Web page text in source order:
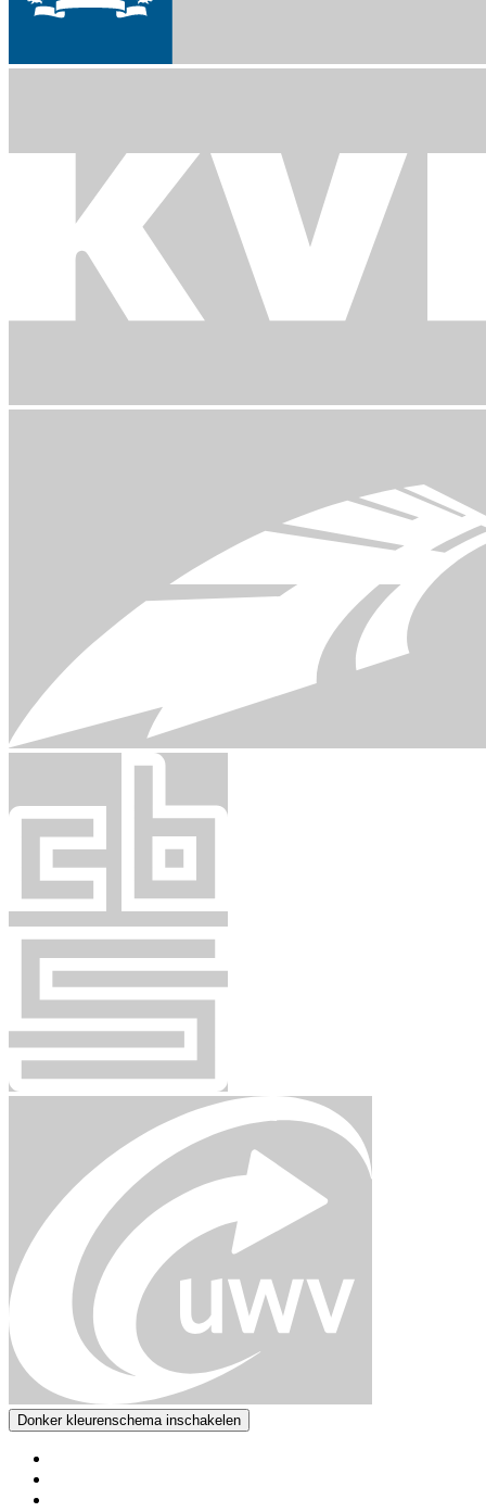
Donker kleurenschema inschakelen